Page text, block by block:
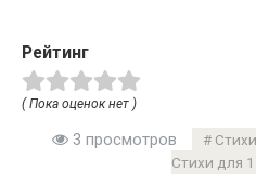
Рейтинг
( Пока оценок нет )
3 просмотров
Стихи для 1